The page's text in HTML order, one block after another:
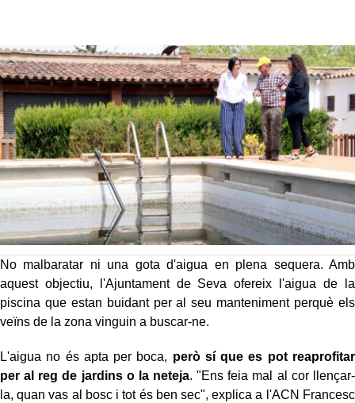
No malbaratar ni una gota d'aigua en plena sequera. Amb
aquest objectiu, l'Ajuntament de Seva ofereix l'aigua de la
piscina que estan buidant per al seu manteniment perquè els
veïns de la zona vinguin a buscar-ne.
L'aigua no és apta per boca, però sí que es pot reaprofitar
per al reg de jardins o la neteja. "Ens feia mal al cor llençar-
la, quan vas al bosc i tot és ben sec", explica a l'ACN Francesc